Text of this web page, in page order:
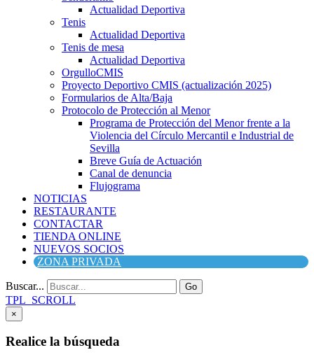
Actualidad Deportiva
Tenis
Actualidad Deportiva
Tenis de mesa
Actualidad Deportiva
OrgulloCMIS
Proyecto Deportivo CMIS (actualización 2025)
Formularios de Alta/Baja
Protocolo de Protección al Menor
Programa de Protección del Menor frente a la
Violencia del Círculo Mercantil e Industrial de
Sevilla
Breve Guía de Actuación
Canal de denuncia
Flujograma
NOTICIAS
RESTAURANTE
CONTACTAR
TIENDA ONLINE
NUEVOS SOCIOS
ZONA PRIVADA
Buscar... Go
TPL_SCROLL
×
Realice la búsqueda